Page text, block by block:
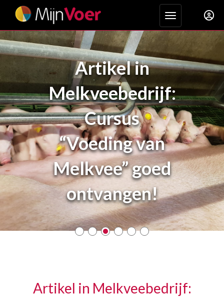
Toggle
Artikel in
Melkveebedrijf:
Cursus
“Voeding van
Melkvee” goed
ontvangen!
Artikel in Melkveebedrijf: